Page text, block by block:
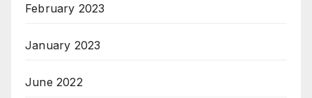
February 2023
January 2023
June 2022